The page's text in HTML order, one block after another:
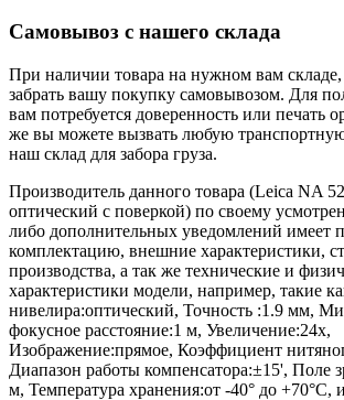
Самовывоз с нашего склада
При наличии товара на нужном вам
забрать вашу покупку самовывозом. Для
вам потребуется доверенность или печать
же вы можете вызвать любую
наш склад для забора груза.
Производитель данного товара (Leica NA
оптический с поверкой) по своему
либо дополнительных уведомлений имеет
комплектацию, внешние характеристики,
производства, а так же технические и
характеристики модели, например, такие
нивелира:оптический, Точность :1.9 мм,
фокусное расстояние:1 м, Увеличение:24x,
Изображение:прямое, Коэффициент
Диапазон работы компенсатора:±15', Поле
м, Температура хранения:от -40° до +70°С,